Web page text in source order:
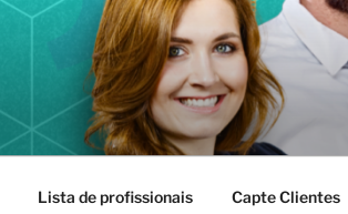
Lista de profissionais Capte Clientes